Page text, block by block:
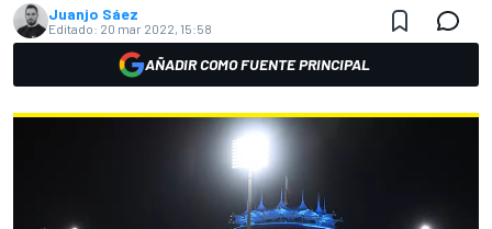
Juanjo Sáez
Editado: 20 mar 2022, 15:58
AÑADIR COMO FUENTE PRINCIPAL